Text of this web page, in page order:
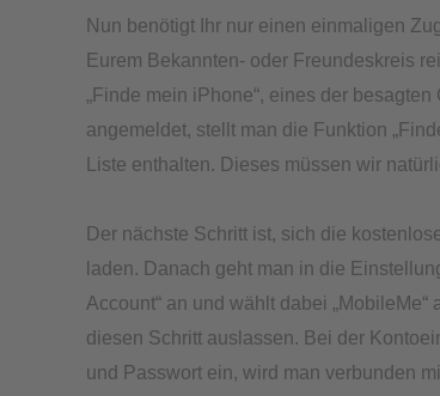
Nun benötigt Ihr nur einen einmaligen
Eurem Bekannten- oder Freundeskreis
„Finde mein iPhone“, eines der
angemeldet, stellt man die Funktion
Liste enthalten. Dieses müssen wir
Der nächste Schritt ist, sich die
laden. Danach geht man in die
Account“ an und wählt dabei
diesen Schritt auslassen. Bei der
und Passwort ein, wird man verbunden